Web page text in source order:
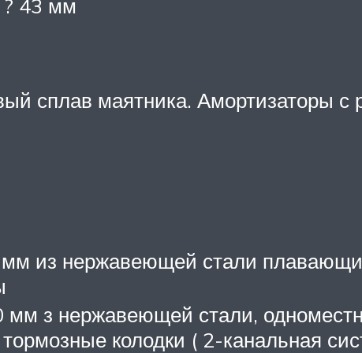
? 43 мм
сплав маятника. Амортизаторы с
из нержавеющей стали
мм з нержавеющей стали,
колодки ( 2-канальная